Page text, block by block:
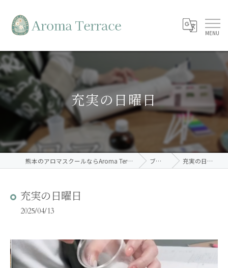
充実の日曜日
熊本のアロマスクールならAroma Terrace ブログ 充実の日曜日
充実の日曜日
2025/04/13